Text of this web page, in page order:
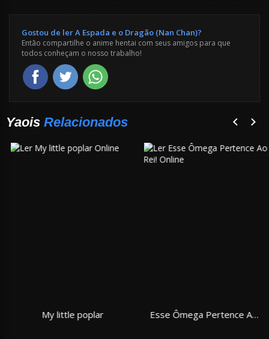
Gostou de ler A Espada e o Dragão (Nan Chan)?
Então compartilhe o anime hentai com seus amigos para que
todos conheçam o nosso trabalho!
Yaois Relacionados
My little poplar Esse Ômega Pertence Ao Rei!